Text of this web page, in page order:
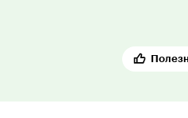
сорок белогвардейцев из
героини. Во всяком